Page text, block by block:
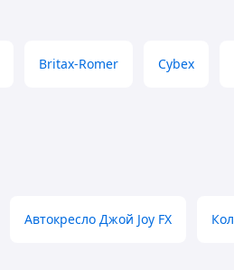
Britax-Romer Cybex
Автокресло Джой Joy FX